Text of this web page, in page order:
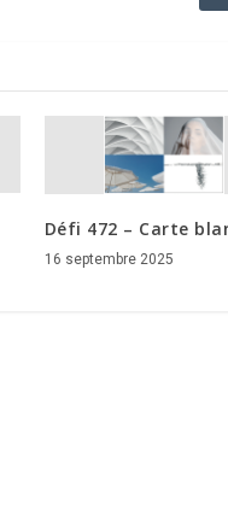
Défi 472 – Carte
16 septembre 2025